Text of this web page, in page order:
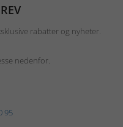
rabatter og nyheter.
nedenfor.
95